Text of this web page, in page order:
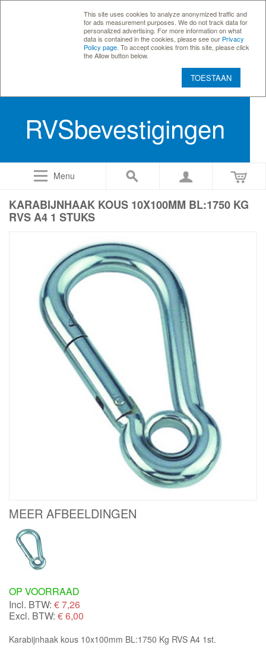
This site uses cookies to analyze anonymized traffic and
for ads measurement purposes. We do not track data for
personalized advertising. For more information on what
data is contained in the cookies, please see our Privacy
Policy page . To accept cookies from this site, please click
the Allow button below.
TOESTAAN
RVSbevestigingen
Menu
KARABIJNHAAK KOUS 10X100MM BL:1750 KG
RVS A4 1 STUKS
MEER AFBEELDINGEN
OP VOORRAAD
Incl. BTW: €7,26
Excl. BTW: € 6,00
Karabijnhaak kous 10x100mm BL:1750 Kg RVS A4 1st.